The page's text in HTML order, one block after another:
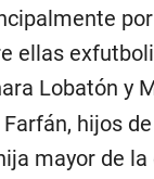
ellas
Lobatón y
hijos
mayor de